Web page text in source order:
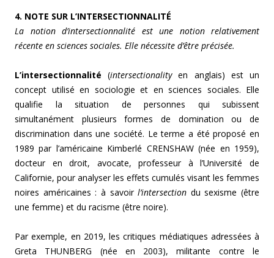
4. NOTE SUR L’INTERSECTIONNALITÉ
La notion d’intersectionnalité est une notion relativement
récente en sciences sociales. Elle nécessite d’être précisée.
L’intersectionnalité (intersectionalityen anglais) est un
concept utilisé en sociologie et en sciences sociales. Elle
qualifie la situation de personnes qui subissent
simultanément plusieurs formes de domination ou de
discrimination dans une société. Le terme a été proposé en
1989 par l’américaine Kimberlé CRENSHAW (née en 1959),
docteur en droit, avocate, professeur à l’Université de
Californie, pour analyser les effets cumulés visant les femmes
noires américaines : à savoirl’intersection du sexisme (être
une femme) et du racisme (être noire).
Par exemple, en 2019, les critiques médiatiques adressées à
Greta THUNBERG (née en 2003), militante contre le